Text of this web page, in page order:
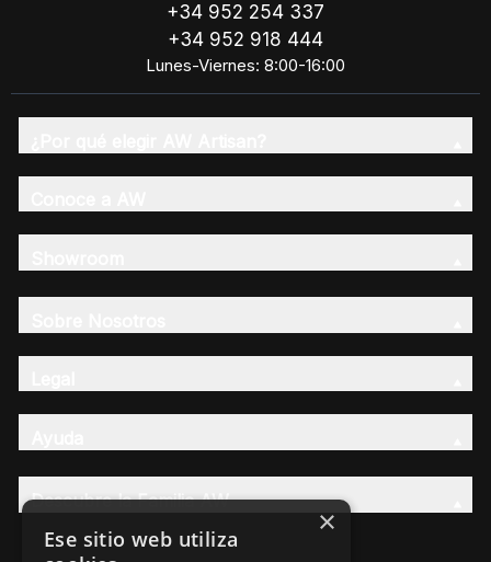
+34 952 254 337
+34 952 918 444
Lunes-Viernes: 8:00-16:00
Descubre la Familia AW
×
Ese sitio web utiliza